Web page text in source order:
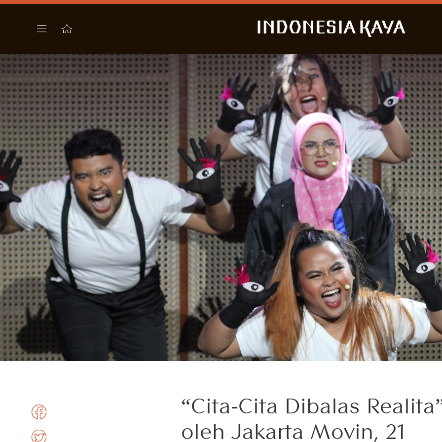
“Cita-Cita Dibalas
oleh Jakarta Movin, 21